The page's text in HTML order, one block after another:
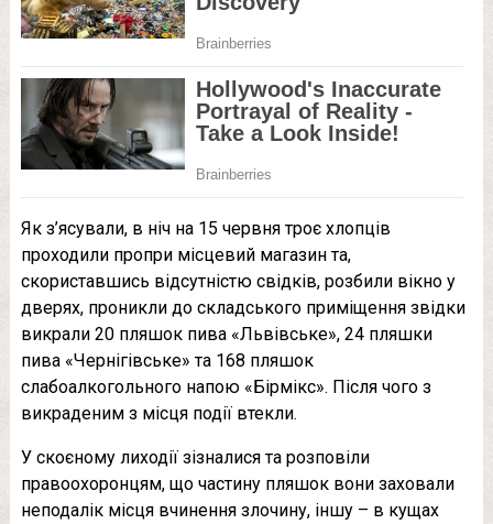
Як з’ясували, в ніч на 15 червня троє хлопців
проходили пропри місцевий магазин та,
скориставшись відсутністю свідків, розбили вікно у
дверях, проникли до складського приміщення звідки
викрали 20 пляшок пива «Львівське», 24 пляшки
пива «Чернігівське» та 168 пляшок
слабоалкогольного напою «Бірмікс». Після чого з
викраденим з місця події втекли.
У скоєному лиходії зізналися та розповіли
правоохоронцям, що частину пляшок вони заховали
неподалік місця вчинення злочину, іншу – в кущах